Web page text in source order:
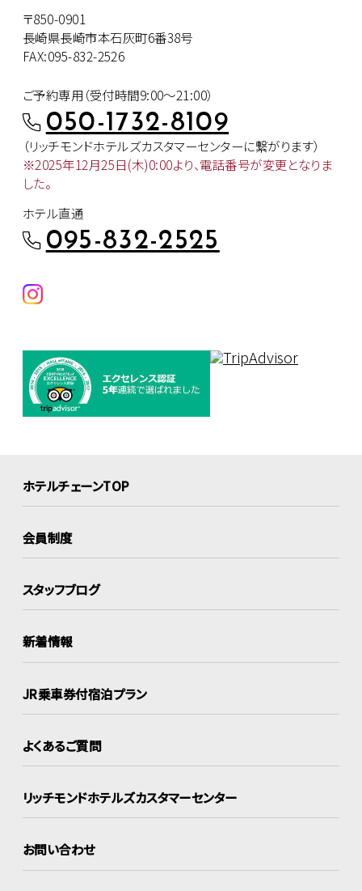
〒850-0901
長崎県長崎市本石灰町6番38号
FAX:095-832-2526
ご予約専用（受付時間9:00～21:00）
050-1732-8109
（リッチモンドホテルズカスタマーセンターに繋がります）
※2025年12月25日(木)0:00より、電話番号が変更となりま
した。
ホテル直通
095-832-2525
ホテルチェーンTOP
会員制度
スタッフブログ
新着情報
JR乗車券付宿泊プラン
よくあるご質問
リッチモンドホテルズカスタマーセンター
お問い合わせ